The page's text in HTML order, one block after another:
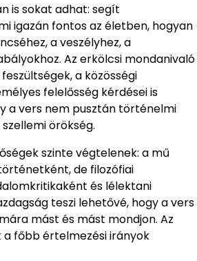
is sokat adhat: segít
igazán fontos az életben, hogyan
a veszélyhez, a
Az erkölcsi mondanivaló
a közösségi
felelősség kérdései is
a vers nem pusztán történelmi
örökség.
szinte végtelenek: a mű
de filozófiai
és lélektani
teszi lehetővé, hogy a vers
mást és mást mondjon. Az
főbb értelmezési irányok